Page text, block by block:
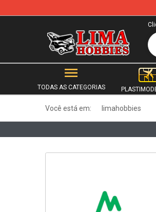
b
TODAS AS CATEGORIAS
Você está em: limahobbies